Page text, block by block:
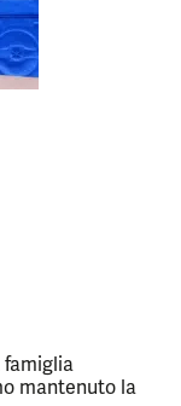
famiglia
mantenuto la